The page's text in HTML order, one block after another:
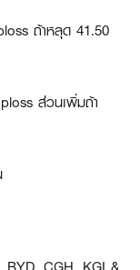
ถ้าหลุด 41.50
ส่วนเพิ่มถ้า